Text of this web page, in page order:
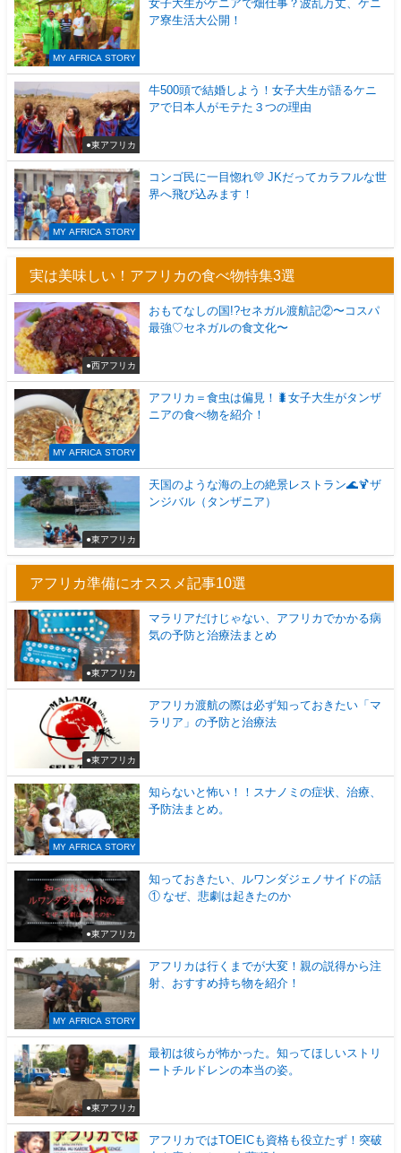
MY AFRICA STORY
女子大生がケニアで畑仕事？波乱万丈、ケニ
ア寮生活大公開！
●東アフリカ
牛500頭で結婚しよう！女子大生が語るケニ
アで日本人がモテた３つの理由
MY AFRICA STORY
コンゴ民に一目惚れ💛 JKだってカラフルな世
界へ飛び込みます！
実は美味しい！アフリカの食べ物特集3選
●西アフリカ
おもてなしの国!?セネガル渡航記②〜コスパ
最強♡セネガルの食文化〜
MY AFRICA STORY
アフリカ＝食虫は偏見！🐛女子大生がタンザ
ニアの食べ物を紹介！
●東アフリカ
天国のような海の上の絶景レストラン🌊🍹ザ
ンジバル（タンザニア）
アフリカ準備にオススメ記事10選
●東アフリカ
マラリアだけじゃない、アフリカでかかる病
気の予防と治療法まとめ
●東アフリカ
アフリカ渡航の際は必ず知っておきたい「マ
ラリア」の予防と治療法
MY AFRICA STORY
知らないと怖い！！スナノミの症状、治療、
予防法まとめ。
●東アフリカ
知っておきたい、ルワンダジェノサイドの話
① なぜ、悲劇は起きたのか
MY AFRICA STORY
アフリカは行くまでが大変！親の説得から注
射、おすすめ持ち物を紹介！
●東アフリカ
最初は彼らが怖かった。知ってほしいストリ
ートチルドレンの本当の姿。
アフリカではTOEICも資格も役立たず！突破